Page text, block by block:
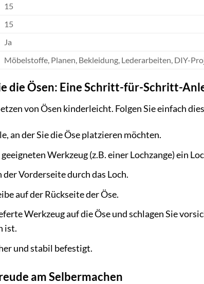
15
15
Ja
Möbelstoffe, Planen, Bekleidung, Lederarbeiten, DIY-
die Ösen: Eine Schritt-für-Schritt-
von Ösen kinderleicht. Folgen Sie einfach
an der Sie die Öse platzieren möchten.
Werkzeug (z.B. einer Lochzange) ein
der Vorderseite durch das Loch.
auf der Rückseite der Öse.
Werkzeug auf die Öse und schlagen Sie
ist.
und stabil befestigt.
am Selbermachen